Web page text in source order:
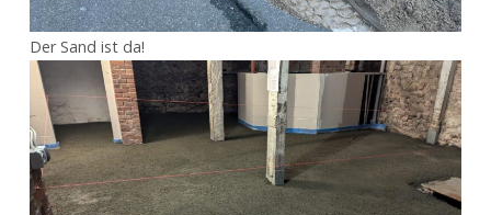
Der Sand ist da!